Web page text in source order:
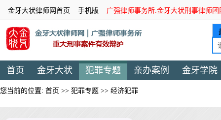
金牙大状律师网首页 手机版 广强律师事务所.金牙大状刑事律师
首页 金牙大状 犯罪专题 亲办案例 金牙学院
您当前的位置: 首页 >> 犯罪专题 >> 经济犯罪